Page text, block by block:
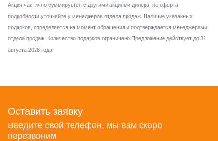
Акция частично суммируется с другими акциями дилера, не оферта,
подробности уточняйте у менеджеров отдела продаж. Наличие указанных
подарков, определяется на момент обращения и подтверждается менеджерами
отдела продаж. Количество подарков ограничено.Предложение действует до 31
августа 2026 года.
Оставить заявку
Введите свой телефон, мы вам скоро
перезвоним